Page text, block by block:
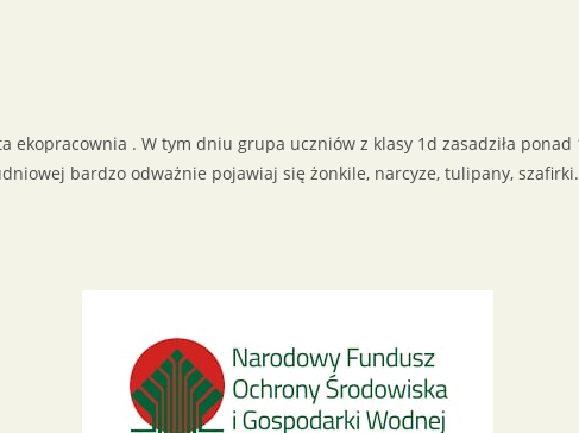
ekopracownia . W tym dniu grupa uczniów z klasy 1d zasadziła
bardzo odważnie pojawiaj się żonkile, narcyze, tulipany,